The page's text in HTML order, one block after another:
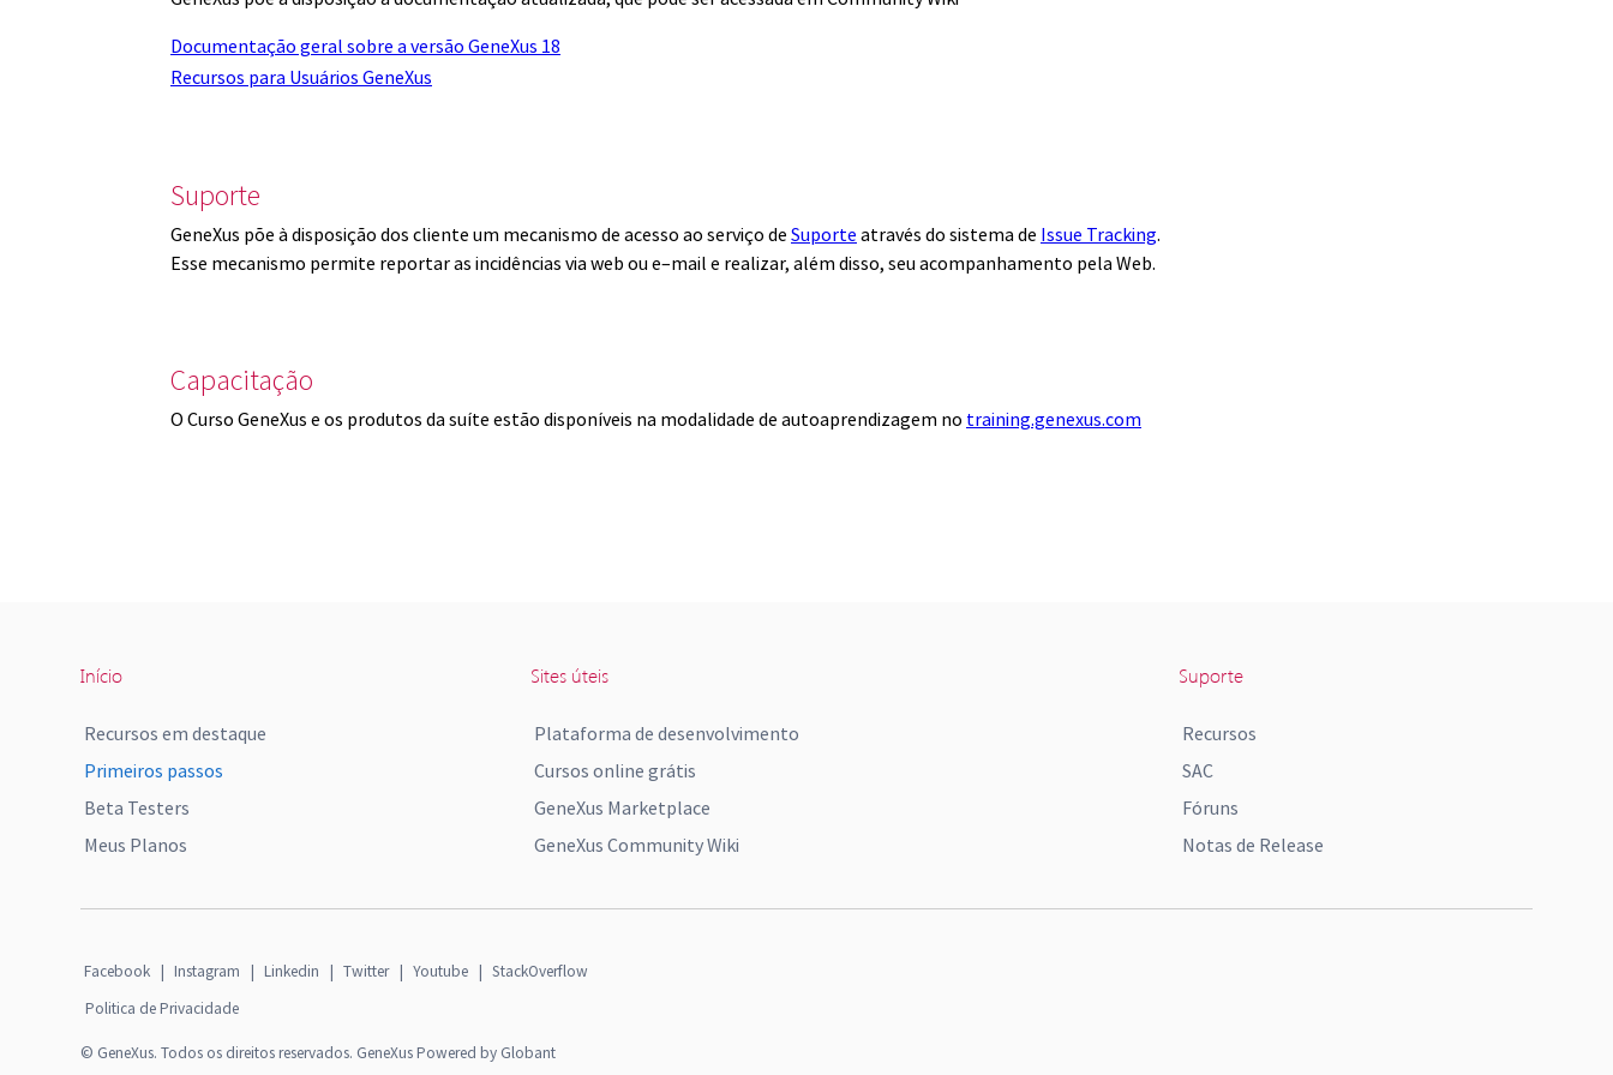
Documentação geral sobre a versão GeneXus 18
Recursos para Usuários GeneXus
Suporte
GeneXus põe à disposição dos cliente um mecanismo de acesso ao serviço de Suporte através do sistema de Issue Tracking.
Esse mecanismo permite reportar as incidências via web ou e–mail e realizar, além disso, seu acompanhamento pela Web.
Capacitação
O Curso GeneXus e os produtos da suíte estão disponíveis na modalidade de autoaprendizagem no training.genexus.com
Início
Recursos em destaque
Primeiros passos
Beta Testers
Meus Planos
Sites úteis
Plataforma de desenvolvimento
Cursos online grátis
GeneXus Marketplace
GeneXus Community Wiki
Suporte
Recursos
SAC
Fóruns
Notas de Release
Facebook | Instagram | Linkedin | Twitter | Youtube | StackOverflow
Politica de Privacidade
© GeneXus. Todos os direitos reservados. GeneXus Powered by Globant